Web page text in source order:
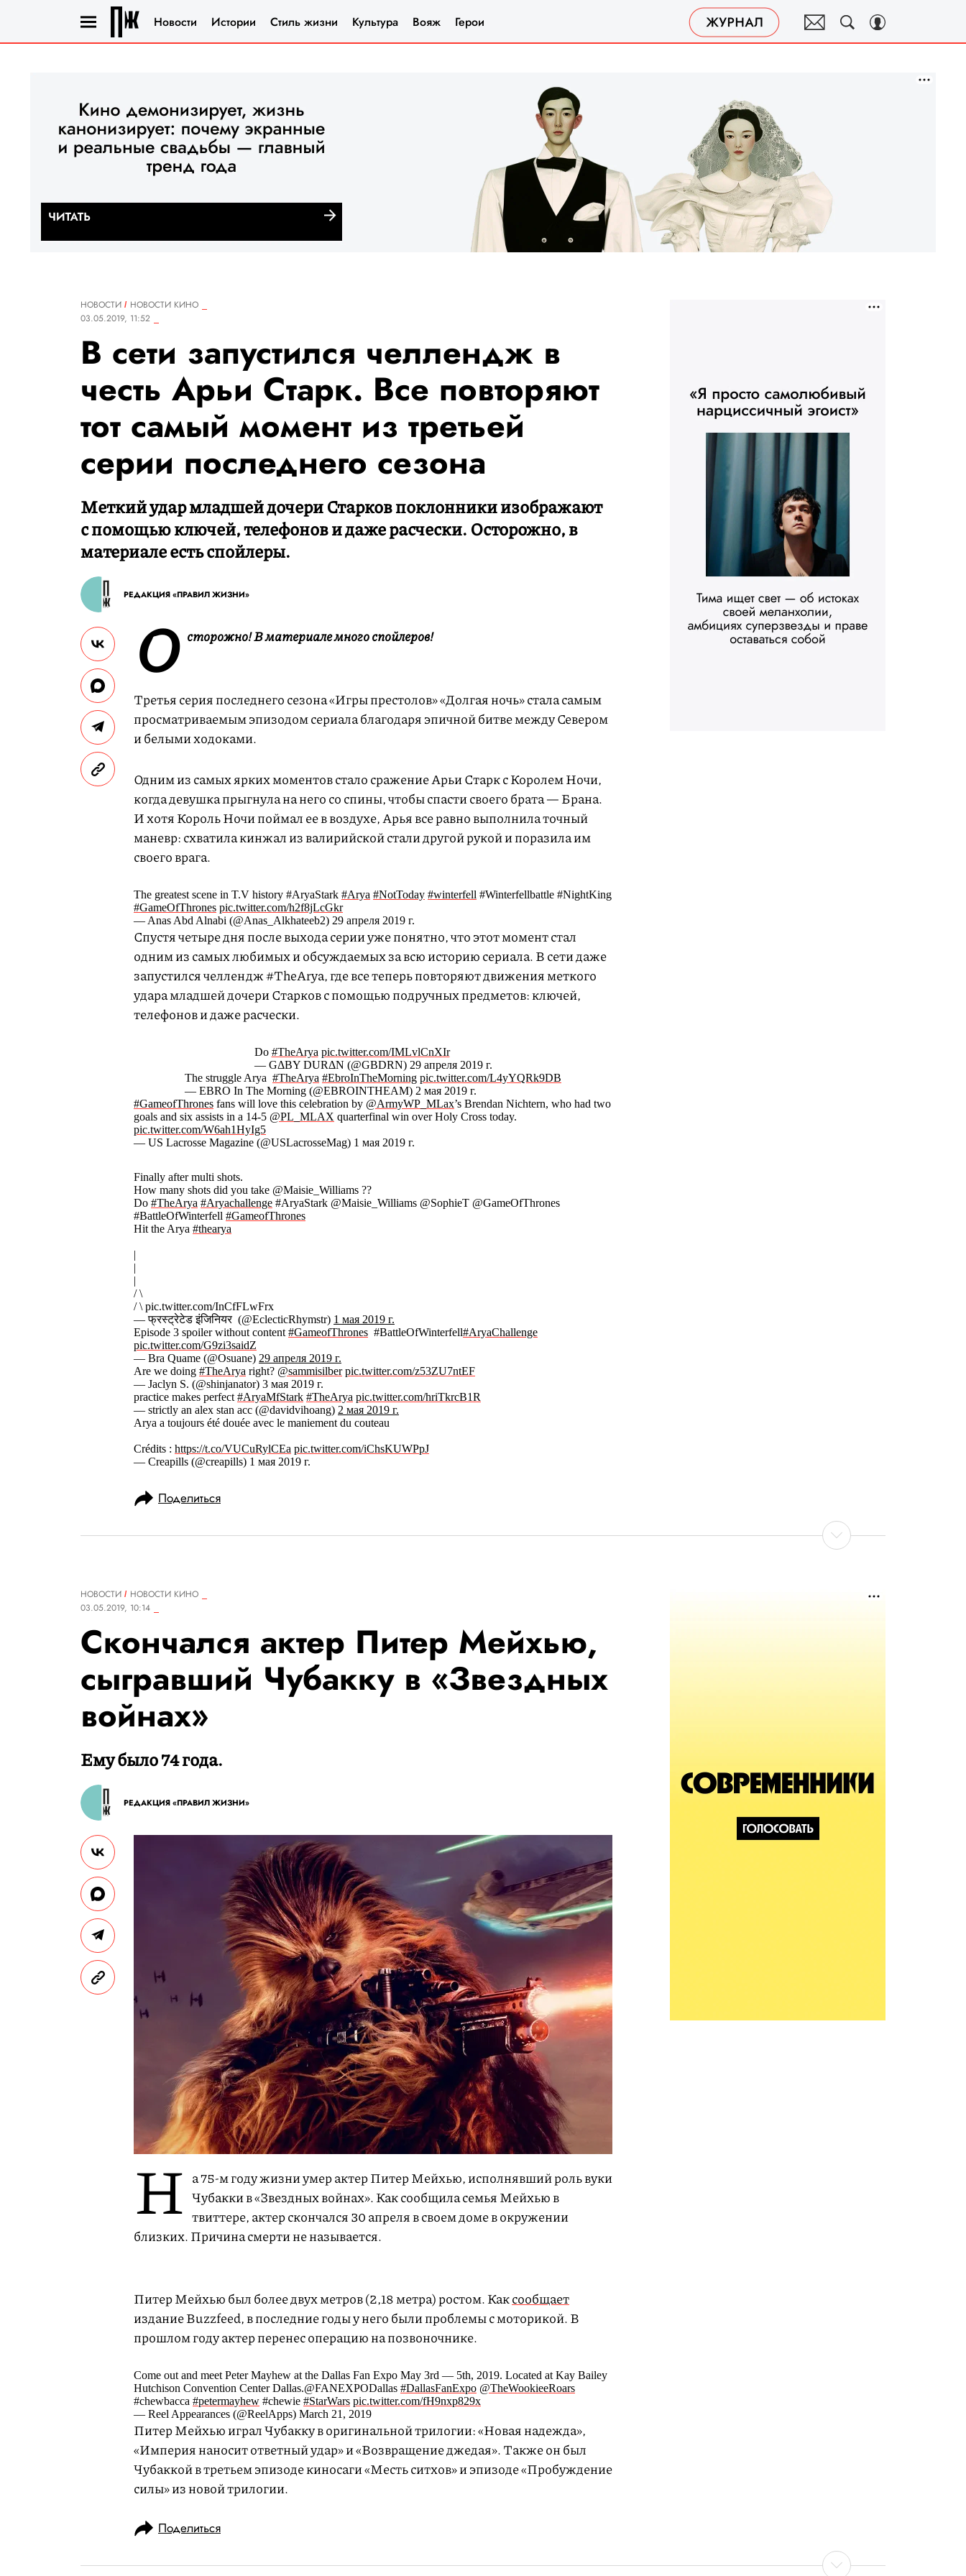
Новости Истории Стиль жизни Культура Вояж Герои
НОВОСТИ
НОВОСТИ КИНО
03.05.2019, 11:52
В сети запустился челлендж в
честь Арьи Старк. Все повторяют
тот самый момент из третьей
серии последнего сезона
Меткий удар младшей дочери Старков поклонники изображают
с помощью ключей, телефонов и даже расчески. Осторожно, в
материале есть спойлеры.
РЕДАКЦИЯ «ПРАВИЛ ЖИЗНИ»
О сторожно! В материале много спойлеров!
Третья серия последнего сезона «Игры престолов» «Долгая ночь» стала самым
просматриваемым эпизодом сериала благодаря эпичной битве между Севером
и белыми ходоками.
Одним из самых ярких моментов стало сражение Арьи Старк с Королем Ночи,
когда девушка прыгнула на него со спины, чтобы спасти своего брата — Брана.
И хотя Король Ночи поймал ее в воздухе, Арья все равно выполнила точный
маневр: схватила кинжал из валирийской стали другой рукой и поразила им
своего врага.
The greatest scene in T.V history #AryaStark #Arya #NotToday #winterfell #Winterfellbattle #NightKing
#GameOfThrones pic.twitter.com/h2f8jLcGkr
— Anas Abd Alnabi (@Anas_Alkhateeb2) 29 апреля 2019 г.
Спустя четыре дня после выхода серии уже понятно, что этот момент стал
одним из самых любимых и обсуждаемых за всю историю сериала. В сети даже
запустился челлендж #TheArya, где все теперь повторяют движения меткого
удара младшей дочери Старков с помощью подручных предметов: ключей,
телефонов и даже расчески.
Do #TheArya pic.twitter.com/IMLvlCnXIr
— GΔΒΥ DURΔΝ (@GBDRN) 29 апреля 2019 г.
The struggle Arya ‍‍ #TheArya #EbroInTheMorning pic.twitter.com/L4yYQRk9DB
— EBRO In The Morning (@EBROINTHEAM) 2 мая 2019 г.
#GameofThrones fans will love this celebration by @ArmyWP_MLax’s Brendan Nichtern, who had two
goals and six assists in a 14-5 @PL_MLAX quarterfinal win over Holy Cross today.
pic.twitter.com/W6ah1HyIg5
— US Lacrosse Magazine (@USLacrosseMag) 1 мая 2019 г.
Finally after multi shots.
How many shots did you take @Maisie_Williams ??
Do #TheArya #Aryachallenge #AryaStark @Maisie_Williams @SophieT @GameOfThrones
#BattleOfWinterfell #GameofThrones
Hit the Arya #thearya
|
|
|
/ \
/ \ pic.twitter.com/InCfFLwFrx
— फ्रस्ट्रेटेड इंजिनियर ‍ (@EclecticRhymstr) 1 мая 2019 г.
Episode 3 spoiler without content #GameofThrones #BattleOfWinterfell#AryaChallenge
pic.twitter.com/G9zi3saidZ
— Bra Quame (@Osuane) 29 апреля 2019 г.
Are we doing #TheArya right? @sammisilber pic.twitter.com/z53ZU7ntEF
— Jaclyn S. (@shinjanator) 3 мая 2019 г.
practice makes perfect #AryaMfStark #TheArya pic.twitter.com/hriTkrcB1R
— strictly an alex stan acc (@davidvihoang) 2 мая 2019 г.
Arya a toujours été douée avec le maniement du couteau
Crédits : https://t.co/VUCuRylCEa pic.twitter.com/iChsKUWPpJ
— Creapills (@creapills) 1 мая 2019 г.
Поделиться
НОВОСТИ
НОВОСТИ КИНО
03.05.2019, 10:14
Скончался актер Питер Мейхью,
сыгравший Чубакку в «Звездных
войнах»
Ему было 74 года.
РЕДАКЦИЯ «ПРАВИЛ ЖИЗНИ»
Н а 75-м году жизни умер актер Питер Мейхью, исполнявший роль вуки
Чубакки в «Звездных войнах». Как сообщила семья Мейхью в
твиттере, актер скончался 30 апреля в своем доме в окружении
близких. Причина смерти не называется.
Питер Мейхью был более двух метров (2,18 метра) ростом. Каксообщает
издание Buzzfeed, в последние годы у него были проблемы с моторикой. В
прошлом году актер перенес операцию на позвоночнике.
Come out and meet Peter Mayhew at the Dallas Fan Expo May 3rd — 5th, 2019. Located at Kay Bailey
Hutchison Convention Center Dallas.@FANEXPODallas #DallasFanExpo @TheWookieeRoars
#chewbacca #petermayhew #chewie #StarWars pic.twitter.com/fH9nxp829x
— Reel Appearances (@ReelApps) March 21, 2019
Питер Мейхью играл Чубакку в оригинальной трилогии: «Новая надежда»,
«Империя наносит ответный удар» и «Возвращение джедая». Также он был
Чубаккой в третьем эпизоде киносаги «Месть ситхов» и эпизоде «Пробуждение
силы» из новой трилогии.
Поделиться